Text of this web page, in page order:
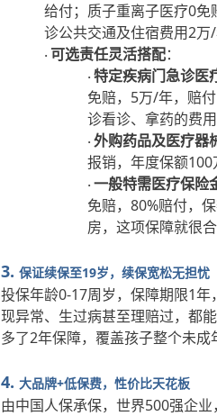
给付；质子重离子医疗0
诊公共交通及住宿费用2万
· 可选责任灵活搭配：
· 特定疾病门急诊医
免赔，5万/年，赔
诊看诊、拿药的费
· 外购药品及医疗器
报销，年度保额100
· 一般特需医疗保险
免赔，80%赔付，
房，这项保障就很合
3. 保证续保至19岁，续保宽松无担忧
投保年龄0-17周岁，保障期限1
现异常、生过病甚至理赔过，都
多了2年保障，覆盖孩子整个未成
4. 大品牌+低保费，性价比天花板
由中国人保承保，世界500强企